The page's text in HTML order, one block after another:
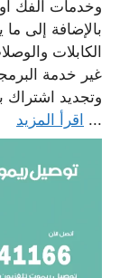
وخدمات الفك
بالإضافة إلى
الكابلات
غير خدمة
وتجديد اشتراك
... اقرأ المزيد